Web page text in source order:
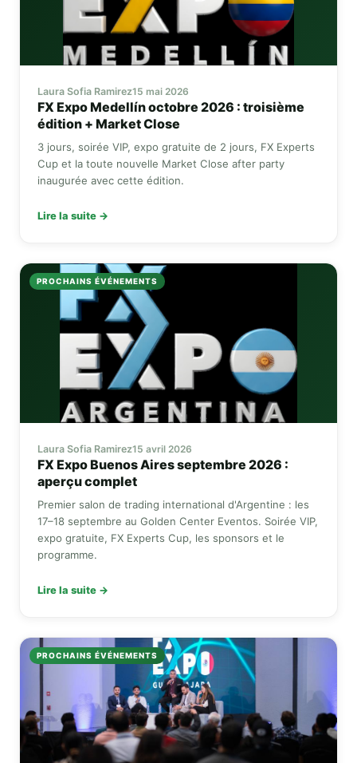
Laura Sofia Ramirez15 mai 2026
FX ExpoMedellín octobre 2026 : troisième
édition +Market Close
3 jours, soirée VIP, expo gratuite de 2 jours, FX Experts
Cup et la toute nouvelle Market Close after party
inaugurée avec cette édition.
Lire la suite →
PROCHAINS ÉVÉNEMENTS
Laura Sofia Ramirez15 avril 2026
FX ExpoBuenos Aires septembre 2026 :
aperçu complet
Premier salon de trading international d'Argentine : les
17–18 septembre au Golden Center Eventos. Soirée VIP,
expo gratuite, FX Experts Cup, les sponsors et le
programme.
Lire la suite →
PROCHAINS ÉVÉNEMENTS